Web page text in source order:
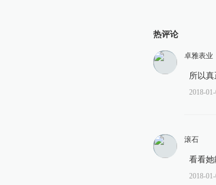
热评论
卓雅表业
所以
2018-
滚石
看看她
2018-